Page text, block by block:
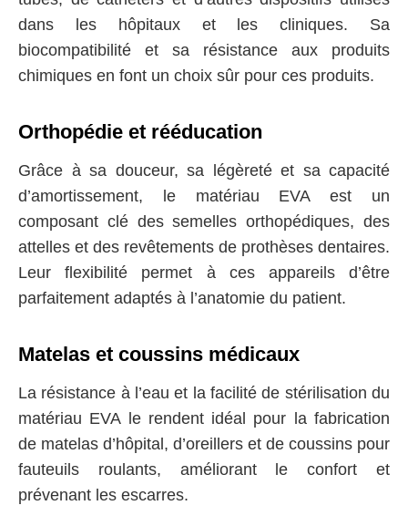
dans les hôpitaux et les cliniques. Sa
biocompatibilité et sa résistance aux produits
chimiques en font un choix sûr pour ces produits.
Orthopédie et rééducation
Grâce à sa douceur, sa légèreté et sa capacité
d’amortissement, le matériau EVA est un
composant clé des semelles orthopédiques, des
attelles et des revêtements de prothèses dentaires.
Leur flexibilité permet à ces appareils d’être
parfaitement adaptés à l’anatomie du patient.
Matelas et coussins médicaux
La résistance à l’eau et la facilité de stérilisation du
matériau EVA le rendent idéal pour la fabrication
de matelas d’hôpital, d’oreillers et de coussins pour
fauteuils roulants, améliorant le confort et
prévenant les escarres.